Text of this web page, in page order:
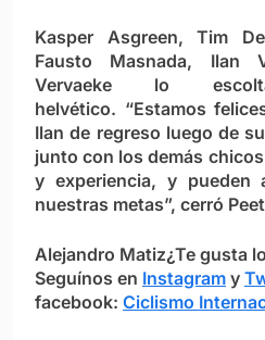
Kasper Asgreen, Tim
Fausto Masnada, Ilan
Vervaeke lo
helvético. “Estamos
Ilan de regreso luego de
junto con los demás
y experiencia, y pueden
nuestras metas”, cerró
Alejandro Matiz¿Te gusta
Seguínos en Instagram y
facebook: Ciclismo